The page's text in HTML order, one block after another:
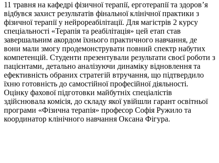
11 травня на кафедрі фізичної терапії, ерготерапії та здоров’я
відбувся захист результатів фінальної клінічної практики з
фізичної терапії у нейрореабілітації. Для магістрів 2 курсу
спеціальності «Терапія та реабілітація» цей етап став
завершальним акордом їхнього практичного навчання, де
вони мали змогу продемонструвати повний спектр набутих
компетенцій. Студенти презентували результати своєї роботи з
пацієнтами, детально аналізуючи динаміку відновлення та
ефективність обраних стратегій втручання, що підтвердило
їхню готовність до самостійної професійної діяльності.
Оцінку фахової підготовки майбутніх спеціалістів
здійснювала комісія, до складу якої увійшли гарант освітньої
програми «Фізична терапія» професор Софія Ружило та
координатор клінічного навчання Оксана Фігура.